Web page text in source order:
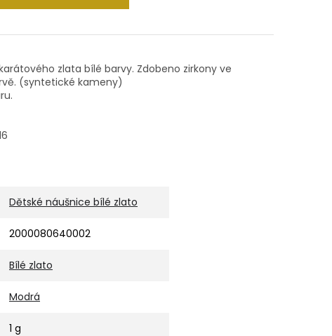
zlata bílé barvy. Zdobeno zirkony ve
(syntetické kameny)
Dětské náušnice bílé zlato
2000080640002
Bílé zlato
Modrá
1 g